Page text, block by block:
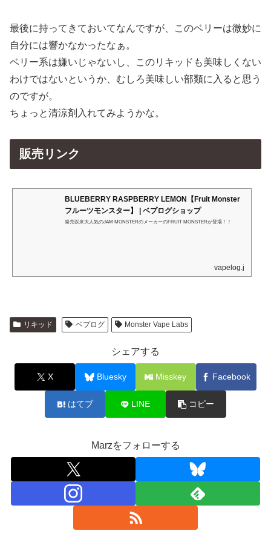
最後に持ってきておいてなんですが、このベリーは微妙に
自分には響かなかったなぁ。
ベリー系は嫌いじゃないし、このリキッドも美味しくない
わけではないというか、むしろ美味しい部類に入ると思う
のですが。
ちょっと清涼剤入れてみようかな。
販売リンク
BLUEBERRY RASPBERRY LEMON【Fruit Monster
フルーツモンスター】 | ベプログショップ
発売以来大人気のJAM MONSTERのメーカーのFRUIT MONSTERが登場！！
vapelog.jp
リキッド ベプログ Monster Vape Labs
シェアする
X Bluesky Misskey Facebook
はてブ LINE コピー
Marzをフォローする